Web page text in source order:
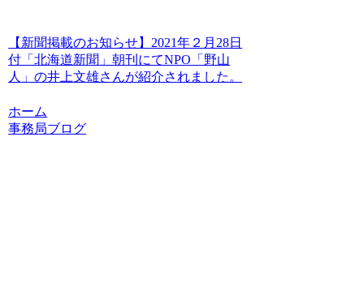
【新聞掲載のお知らせ】2021年２月28日
付「北海道新聞」朝刊にてNPO「野山
人」の井上文雄さんが紹介されました。
ホーム
事務局ブログ